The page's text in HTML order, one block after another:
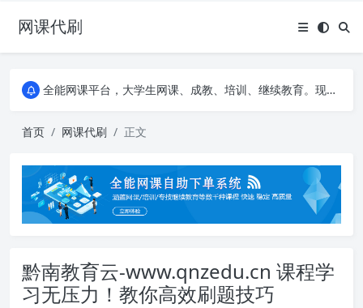
网课代刷
AI论文写作平台，根据真实文献内容生成论文
全能网课平台，大学生网课、成教、培训、继续教育。现已接入代刷代考项目3000+
全能网课平台，大学生网课、成教、培训、继续教育。现已接入代刷代考项目3000+
首页 网课代刷 正文
黔南教育云-www.qnzedu.cn 课程学
习无压力！教你高效刷题技巧